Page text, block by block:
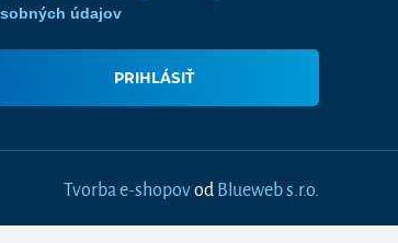
údajov
Tvorba e-shopovodBlueweb s.r.o.